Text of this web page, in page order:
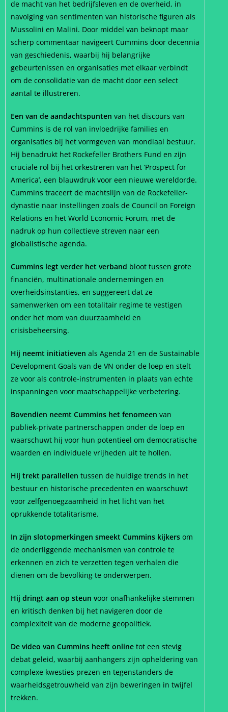
de macht van het bedrijfsleven en de overheid, in
navolging van sentimenten van historische figuren als
Mussolini en Malini. Door middel van beknopt maar
scherp commentaar navigeert Cummins door decennia
van geschiedenis, waarbij hij belangrijke
gebeurtenissen en organisaties met elkaar verbindt
om de consolidatie van de macht door een select
aantal te illustreren.
Een van de aandachtspunten van het discours van
Cummins is de rol van invloedrijke families en
organisaties bij het vormgeven van mondiaal bestuur.
Hij benadrukt het Rockefeller Brothers Fund en zijn
cruciale rol bij het orkestreren van het ‘Prospect for
America’, een blauwdruk voor een nieuwe wereldorde.
Cummins traceert de machtslijn van de Rockefeller-
dynastie naar instellingen zoals de Council on Foreign
Relations en het World Economic Forum, met de
nadruk op hun collectieve streven naar een
globalistische agenda.
Cummins legt verder het verband bloot tussen grote
financiën, multinationale ondernemingen en
overheidsinstanties, en suggereert dat ze
samenwerken om een totalitair regime te vestigen
onder het mom van duurzaamheid en
crisisbeheersing.
Hij neemt initiatieven als Agenda 21 en de Sustainable
Development Goals van de VN onder de loep en stelt
ze voor als controle-instrumenten in plaats van echte
inspanningen voor maatschappelijke verbetering.
Bovendien neemt Cummins het fenomeen van
publiek-private partnerschappen onder de loep en
waarschuwt hij voor hun potentieel om democratische
waarden en individuele vrijheden uit te hollen.
Hij trekt parallellen tussen de huidige trends in het
bestuur en historische precedenten en waarschuwt
voor zelfgenoegzaamheid in het licht van het
oprukkende totalitarisme.
In zijn slotopmerkingen smeekt Cummins kijkers om
de onderliggende mechanismen van controle te
erkennen en zich te verzetten tegen verhalen die
dienen om de bevolking te onderwerpen.
Hij dringt aan op steun voor onafhankelijke stemmen
en kritisch denken bij het navigeren door de
complexiteit van de moderne geopolitiek.
De video van Cummins heeft online tot een stevig
debat geleid, waarbij aanhangers zijn opheldering van
complexe kwesties prezen en tegenstanders de
waarheidsgetrouwheid van zijn beweringen in twijfel
trekken.